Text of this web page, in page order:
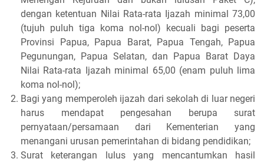
dengan ketentuan Nilai Rata-rata Ijazah minimal 73,00
(tujuh puluh tiga koma nol-nol) kecuali bagi peserta
Provinsi Papua, Papua Barat, Papua Tengah, Papua
Pegunungan, Papua Selatan, dan Papua Barat Daya
Nilai Rata-rata Ijazah minimal 65,00 (enam puluh lima
koma nol-nol);
Bagi yang memperoleh ijazah dari sekolah di luar negeri
harus mendapat pengesahan berupa surat
pernyataan/persamaan dari Kementerian yang
menangani urusan pemerintahan di bidang pendidikan;
Surat keterangan lulus yang mencantumkan hasil